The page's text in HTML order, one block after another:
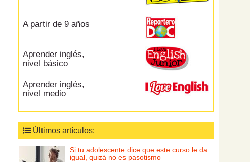
A partir de 9 años
Aprender inglés,
nivel básico
Aprender inglés,
nivel medio
Últimos artículos:
Si tu adolescente dice que este curso le da
igual, quizá no es pasotismo